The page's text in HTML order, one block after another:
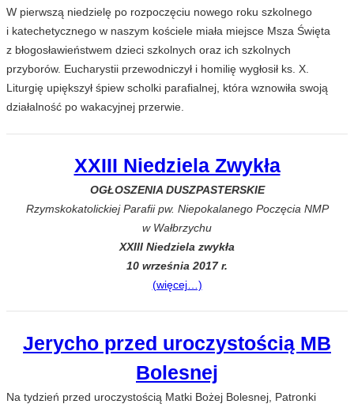
W pierwszą niedzielę po rozpoczęciu nowego roku szkolnego
i katechetycznego w naszym kościele miała miejsce Msza Święta
z błogosławieństwem dzieci szkolnych oraz ich szkolnych
przyborów. Eucharystii przewodniczył i homilię wygłosił ks. X.
Liturgię upiększył śpiew scholki parafialnej, która wznowiła swoją
działalność po wakacyjnej przerwie.
XXIII Niedziela Zwykła
OGŁOSZENIA DUSZPASTERSKIE
Rzymskokatolickiej Parafii pw. Niepokalanego Poczęcia NMP
w Wałbrzychu
XXIII Niedziela zwykła
10 września 2017 r.
(więcej…)
Jerycho przed uroczystością MB
Bolesnej
Na tydzień przed uroczystością Matki Bożej Bolesnej, Patronki